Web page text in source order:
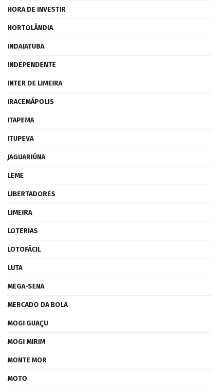
HORA DE INVESTIR
HORTOLÂNDIA
INDAIATUBA
INDEPENDENTE
INTER DE LIMEIRA
IRACEMÁPOLIS
ITAPEMA
ITUPEVA
JAGUARIÚNA
LEME
LIBERTADORES
LIMEIRA
LOTERIAS
LOTOFÁCIL
LUTA
MEGA-SENA
MERCADO DA BOLA
MOGI GUAÇU
MOGI MIRIM
MONTE MOR
MOTO